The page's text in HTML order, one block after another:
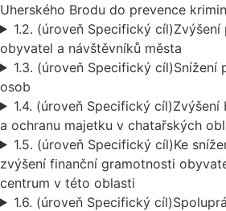
Uherského Brodu do prevence
1.2. (úroveň Specifický cíl)
obyvatel a návštěvníků města
1.3. (úroveň Specifický cíl)Snížení
osob
1.4. (úroveň Specifický cíl)Zvýšení
a ochranu majetku v chatařských
1.5. (úroveň Specifický cíl)Ke
zvýšení finanční gramotnosti
centrum v této oblasti
1.6. (úroveň Specifický cíl)